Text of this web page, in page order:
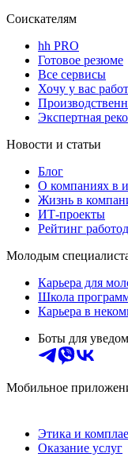
Соискателям
hh PRO
Готовое резюме
Все сервисы
Хочу у вас
Экспертная
Новости и статьи
Блог
О компаниях в
Жизнь в
ИТ-проекты
Рейтинг
Молодым
Карьера для
Школа
Карьера в
Боты для
Мобильное
Этика и
Оказание услуг